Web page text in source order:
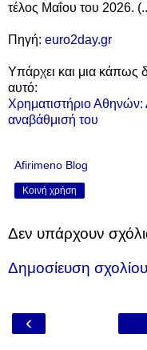
τέλος Μαΐου του 2026.
Πηγή: euro2day.gr
Υπάρχει και μια κάπως
αυτό:
Χρηματιστήριο Αθηνών:
αναβάθμισή του
Afirimeno Blog
Κοινή χρήση
Δεν υπάρχουν
Δημοσίευση σχολίου
‹